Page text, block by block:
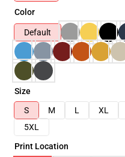
Color
Default
Size
S
M L XL
5XL
Print Location